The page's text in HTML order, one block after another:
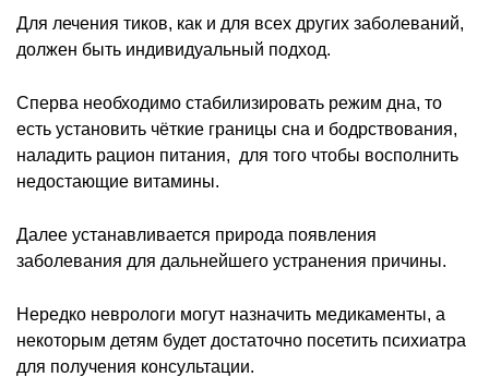
Для лечения тиков, как и для всех других заболеваний,
должен быть индивидуальный подход.
Сперва необходимо стабилизировать режим дна, то
есть установить чёткие границы сна и бодрствования,
наладить рацион питания, для того чтобы восполнить
недостающие витамины.
Далее устанавливается природа появления
заболевания для дальнейшего устранения причины.
Нередко неврологи могут назначить медикаменты, а
некоторым детям будет достаточно посетить психиатра
для получения консультации.